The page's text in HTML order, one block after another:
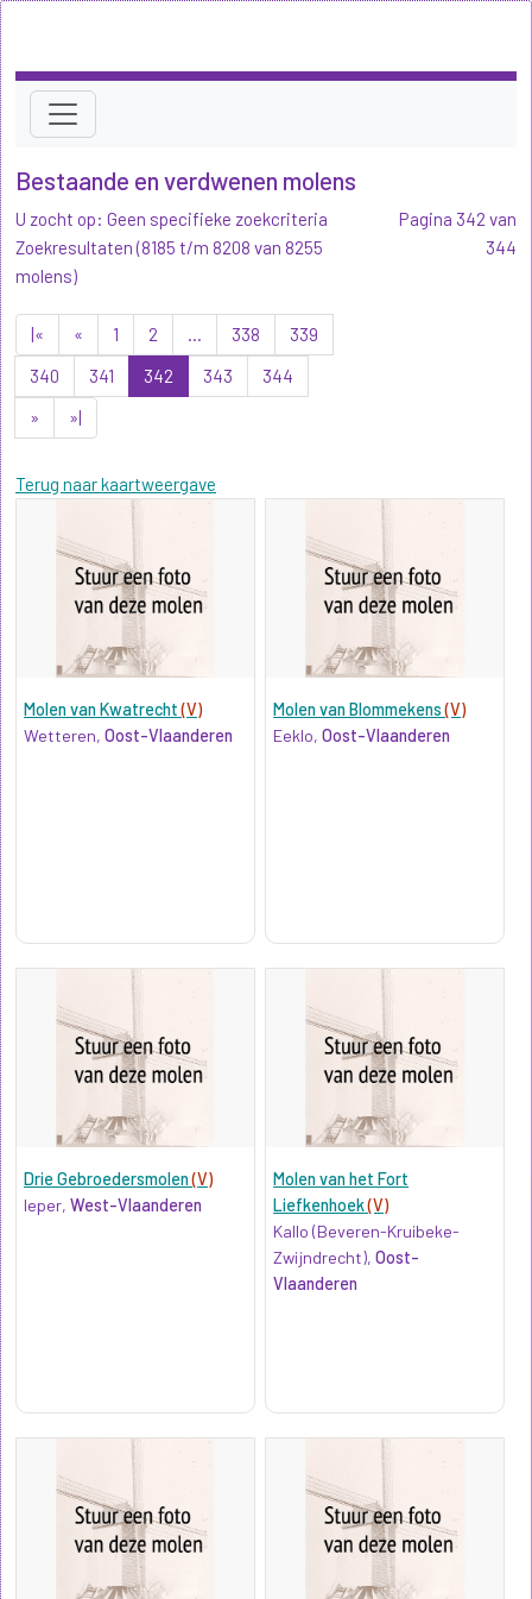
Bestaande en verdwenen molens
U zocht op: Geen specifieke zoekcriteria
Zoekresultaten (8185 t/m 8208 van 8255
molens)
|« « 1 2 ... 338
339
340
341 342 343
344
»
»|
Terug naar kaartweergave
Pagina 342 van
344
Molen van Kwatrecht(V)
Wetteren, Oost-Vlaanderen
Molen van Blommekens(V)
Eeklo,Oost-Vlaanderen
Drie Gebroedersmolen(V)
Ieper, West-Vlaanderen
Molen van het Fort
Liefkenhoek(V)
Kallo (Beveren-Kruibeke-
Zwijndrecht),Oost-
Vlaanderen